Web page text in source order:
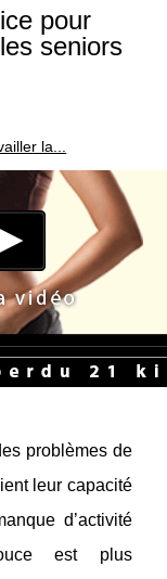
pour
seniors
la...
problèmes de
leur capacité
d’activité
est plus